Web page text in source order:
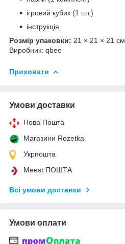
ігровий кубик (1 шт.)
інструкція
Розмір упаковки: 21 × 21 × 21 см
Виробник: qbee
Приховати
Умови доставки
Нова Пошта
Магазини Rozetka
Укрпошта
Meest ПОШТА
Всі умови доставки
Умови оплати